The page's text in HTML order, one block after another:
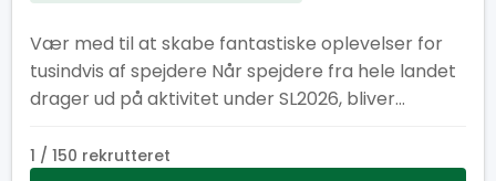
Vær med til at skabe fantastiske oplevelser for
tusindvis af spejdere Når spejdere fra hele landet
drager ud på aktivitet under SL2026, bliver
Her har vi brug for engagerede frivillige, der vil
1 / 150 rekrutteret